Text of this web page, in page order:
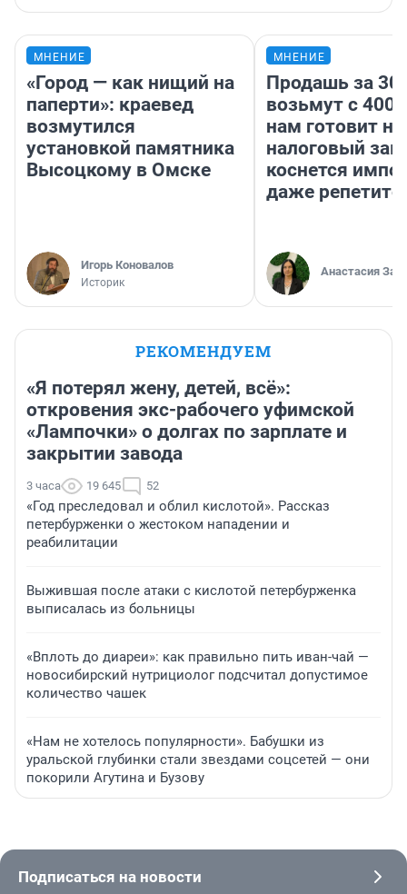
МНЕНИЕ
«Город — как нищий на
паперти»: краевед
возмутился
установкой памятника
Высоцкому в Омске
Игорь Коновалов
Историк
МНЕНИЕ
Продашь за
возьмут с
нам готовит
налоговый
коснется
даже
Анастасия
РЕКОМЕНДУЕМ
«Я потерял жену, детей, всё»:
откровения экс-рабочего уфимской
«Лампочки» о долгах по зарплате и
закрытии завода
3 часа 19 645 52
«Год преследовал и облил кислотой». Рассказ
петербурженки о жестоком нападении и
реабилитации
Выжившая после атаки с кислотой петербурженка
выписалась из больницы
«Вплоть до диареи»: как правильно пить иван-чай —
новосибирский нутрициолог подсчитал допустимое
количество чашек
«Нам не хотелось популярности». Бабушки из
уральской глубинки стали звездами соцсетей — они
покорили Агутина и Бузову
Подписаться на новости